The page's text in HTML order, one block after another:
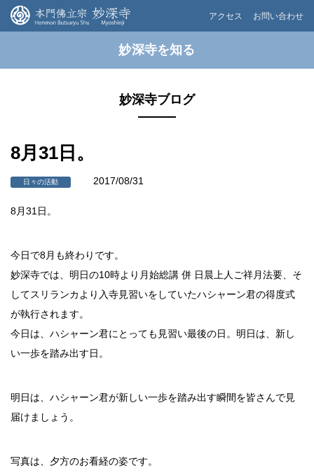
アクセス お問い合わせ
妙深寺を知る
妙深寺ブログ
8月31日。
日々の活動 2017/08/31
8月31日。
今日で8月も終わりです。
妙深寺では、明日の10時より月始総講 併 日晨上人ご祥月法要、そ
してスリランカより入寺見習いをしていたハシャーン君の得度式
が執行されます。
今日は、ハシャーン君にとっても見習い最後の日。明日は、新し
い一歩を踏み出す日。
明日は、ハシャーン君が新しい一歩を踏み出す瞬間を皆さんで見
届けましょう。
写真は、夕方のお看経の姿です。